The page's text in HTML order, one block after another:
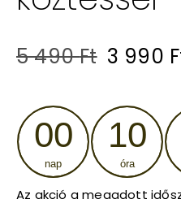
5 490Ft Original
was:
5
490 Ft.
3 990
00
nap
10
óra
Az akció a megadott